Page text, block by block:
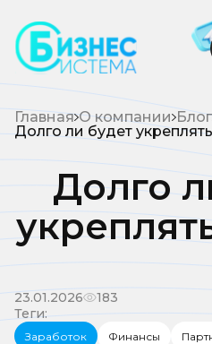
Главная О компании Блог
Долго ли будет
Долго
23.01.2026
183
Теги:
Заработок Финансы